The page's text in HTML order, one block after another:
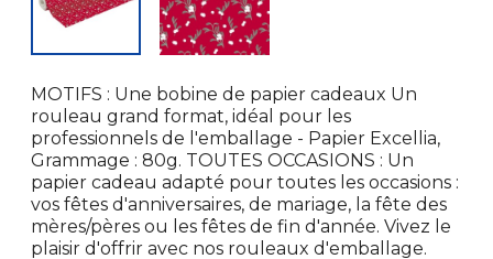
MOTIFS : Une bobine de papier cadeaux Un
rouleau grand format, idéal pour les
professionnels de l'emballage - Papier Excellia,
Grammage : 80g. TOUTES OCCASIONS : Un
papier cadeau adapté pour toutes les occasions :
vos fêtes d'anniversaires, de mariage, la fête des
mères/pères ou les fêtes de fin d'année. Vivez le
plaisir d'offrir avec nos rouleaux d'emballage.